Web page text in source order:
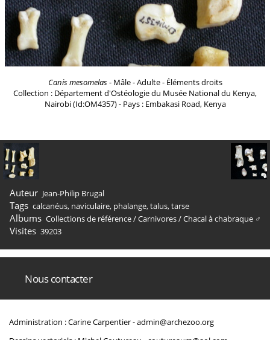
Canis mesomelas- Mâle - Adulte - Éléments droits
Collection : Département d'Ostéologie du Musée National du Kenya,
Nairobi (Id:OM4357) - Pays : Embakasi Road, Kenya
Auteur Jean-Philip Brugal
Tags calcanéus, naviculaire, phalange,talus,tarse
Albums Collections de référence/Carnivores/Chacal à chabraque ♂
Visites 39203
Nous contacter
Administration : Carine Carpentier -admin@archezoo.org